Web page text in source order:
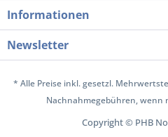
Informationen
Newsletter
* Alle Preise inkl. gesetzl.
Nachnahmegebühren, wenn
Copyright © PHB